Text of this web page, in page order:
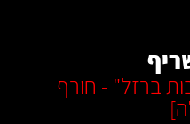
ברזל" - חורף
]